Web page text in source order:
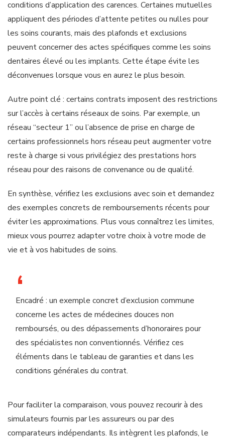
conditions d’application des carences. Certaines mutuelles
appliquent des périodes d’attente petites ou nulles pour
les soins courants, mais des plafonds et exclusions
peuvent concerner des actes spécifiques comme les soins
dentaires élevé ou les implants. Cette étape évite les
déconvenues lorsque vous en aurez le plus besoin.
Autre point clé : certains contrats imposent des restrictions
sur l’accès à certains réseaux de soins. Par exemple, un
réseau “secteur 1” ou l’absence de prise en charge de
certains professionnels hors réseau peut augmenter votre
reste à charge si vous privilégiez des prestations hors
réseau pour des raisons de convenance ou de qualité.
En synthèse, vérifiez les exclusions avec soin et demandez
des exemples concrets de remboursements récents pour
éviter les approximations. Plus vous connaîtrez les limites,
mieux vous pourrez adapter votre choix à votre mode de
vie et à vos habitudes de soins.
Encadré : un exemple concret d’exclusion commune
concerne les actes de médecines douces non
remboursés, ou des dépassements d’honoraires pour
des spécialistes non conventionnés. Vérifiez ces
éléments dans le tableau de garanties et dans les
conditions générales du contrat.
Pour faciliter la comparaison, vous pouvez recourir à des
simulateurs fournis par les assureurs ou par des
comparateurs indépendants. Ils intègrent les plafonds, le